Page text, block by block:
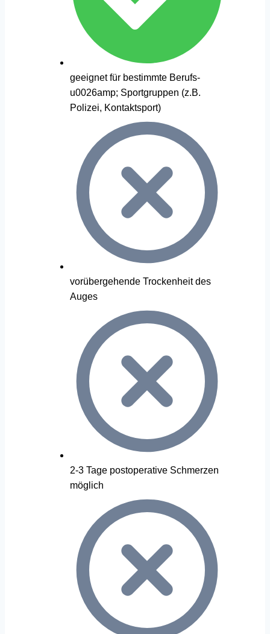
geeignet für bestimmte Berufs-
u0026amp; Sportgruppen (z.B.
Polizei, Kontaktsport)
vorübergehende Trockenheit des
Auges
2-3 Tage postoperative Schmerzen
möglich